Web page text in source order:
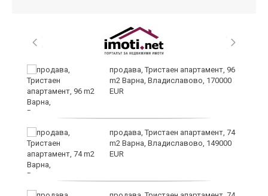
продава, Тристаен апартамент, 96
m2 Варна, Владиславово, 170000
EUR
продава, Тристаен апартамент, 74
m2 Варна, Владиславово, 149000
EUR